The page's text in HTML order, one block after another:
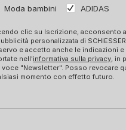
Moda bambini
ADIDAS
clic su Iscrizione, acconsento
personalizzata di
e accetto anche le indicazioni
nell'informativa sulla privacy, in
voce "Newsletter". Posso revocare
momento con effetto futuro.